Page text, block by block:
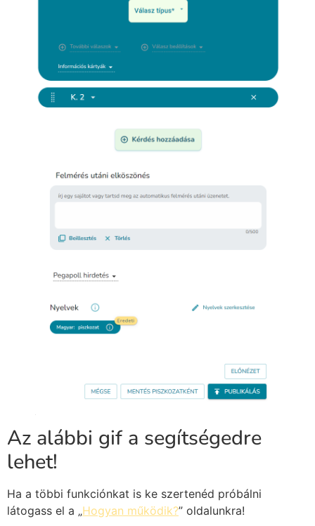
Az alábbi gif a segítségedre
lehet!
Ha a többi funkciónkat is ke szertenéd próbálni
látogass el a „Hogyan működik?” oldalunkra!